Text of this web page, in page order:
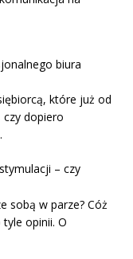
biura
które już od
czy dopiero
– czy
sobą w parze? Cóż
opinii. O